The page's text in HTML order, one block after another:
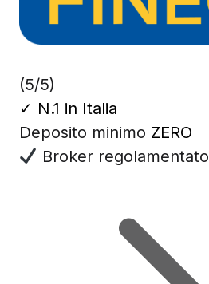
(5/5)
✓ N.1 in Italia
Deposito minimo ZERO
Broker regolamentato